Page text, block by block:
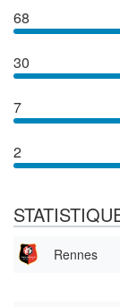
68
30
7
2
Rennes